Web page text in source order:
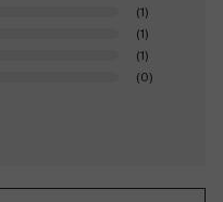
(1)
(1)
(1)
(0)